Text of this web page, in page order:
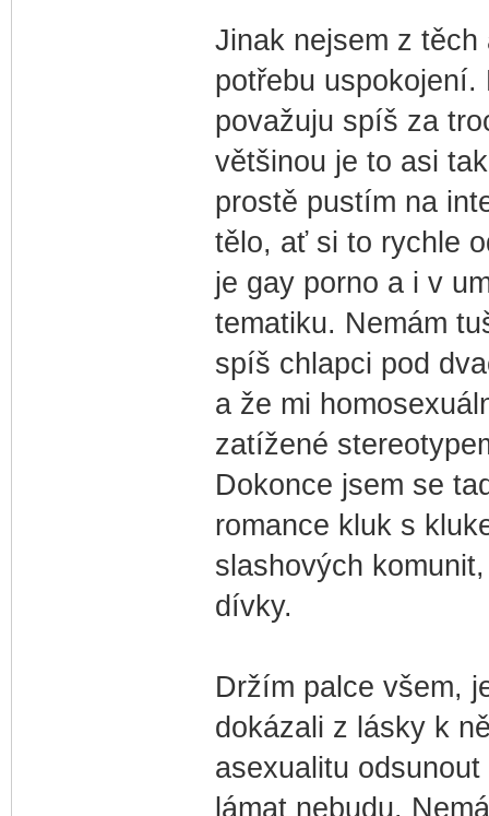
Jinak nejsem z
potřebu uspokojení.
považuju spíš za
většinou je to asi
prostě pustím na
tělo, ať si to rychle
je gay porno a i v
tematiku. Nemám
spíš chlapci pod
a že mi
zatížené
Dokonce jsem se
romance kluk s
slashových
dívky.
Držím palce všem,
dokázali z lásky k
asexualitu
lámat nebudu.